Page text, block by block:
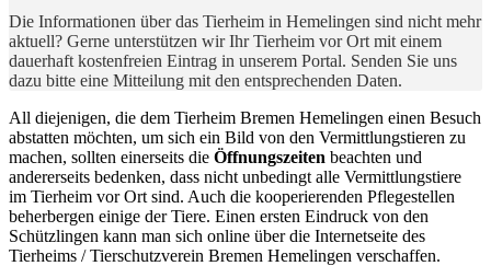
Die Informationen über das Tierheim in Hemelingen sind nicht mehr
aktuell? Gerne unterstützen wir Ihr Tierheim vor Ort mit einem
dauerhaft kostenfreien Eintrag in unserem Portal. Senden Sie uns
dazu bitte eine Mitteilung mit den entsprechenden Daten.
All diejenigen, die dem Tierheim Bremen Hemelingen einen Besuch
abstatten möchten, um sich ein Bild von den Vermittlungstieren zu
machen, sollten einerseits die Öffnungszeiten beachten und
andererseits bedenken, dass nicht unbedingt alle Vermittlungstiere
im Tierheim vor Ort sind. Auch die kooperierenden Pflegestellen
beherbergen einige der Tiere. Einen ersten Eindruck von den
Schützlingen kann man sich online über die Internetseite des
Tierheims / Tierschutzverein Bremen Hemelingen verschaffen.